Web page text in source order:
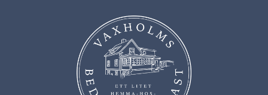
S
e
i
f
u
l
l